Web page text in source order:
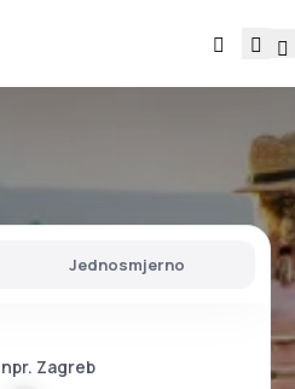
Jednosmjerno